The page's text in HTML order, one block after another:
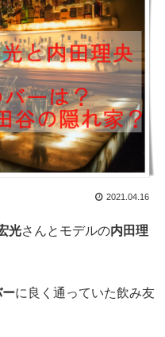
2021.04.16
光さんとモデルの内田理
ーに良く通っていた飲み友